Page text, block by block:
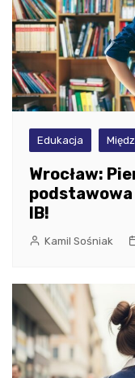
Edukacja
Wrocław:
podstawowa
IB!
Kamil Sośniak